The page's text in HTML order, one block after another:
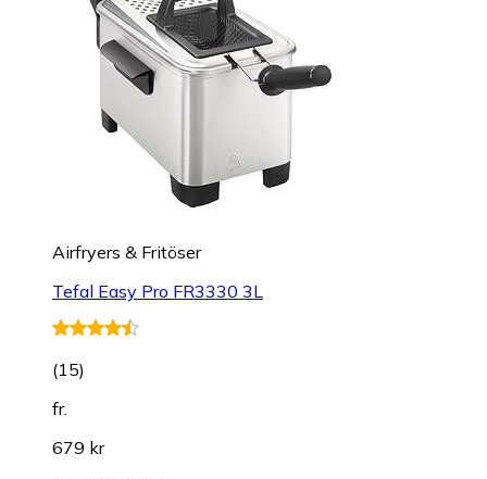
Airfryers & Fritöser
Tefal Easy Pro FR3330 3L
(15)
fr.
679 kr